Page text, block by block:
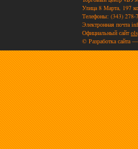
Улица 8 Марта, 197
Телефоны: (343) 278-
Электронная почта
Официальный сайт
© Разработка сайта